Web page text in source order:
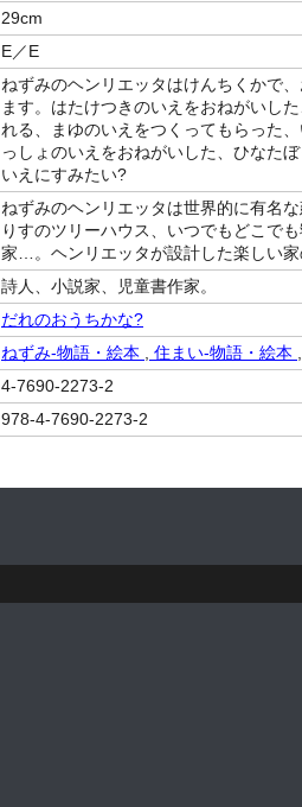
29cm
E／E
ねずみのヘンリエッタはけんちくかで
ます。はたけつきのいえをおねがいし
れる、まゆのいえをつくってもらった
っしょのいえをおねがいした、ひなた
いえにすみたい?
ねずみのヘンリエッタは世界的に有名
りすのツリーハウス、いつでもどこで
家…。ヘンリエッタが設計した楽しい
詩人、小説家、児童書作家。
だれのおうちかな?
ねずみ-物語・絵本 住まい-物語・絵本
4-7690-2273-2
978-4-7690-2273-2